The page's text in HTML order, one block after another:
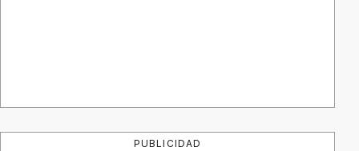
PUBLICIDAD